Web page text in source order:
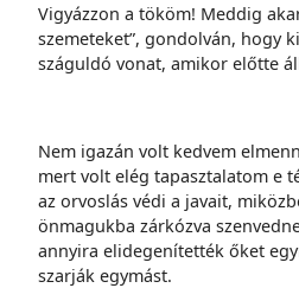
Vigyázzon a tököm! Meddig
szemeteket”, gondolván, hogy
száguldó vonat, amikor előtte
Nem igazán volt kedvem
mert volt elég tapasztalatom e
az orvoslás védi a javait,
önmagukba zárkózva
annyira elidegenítették őket
szarják egymást.